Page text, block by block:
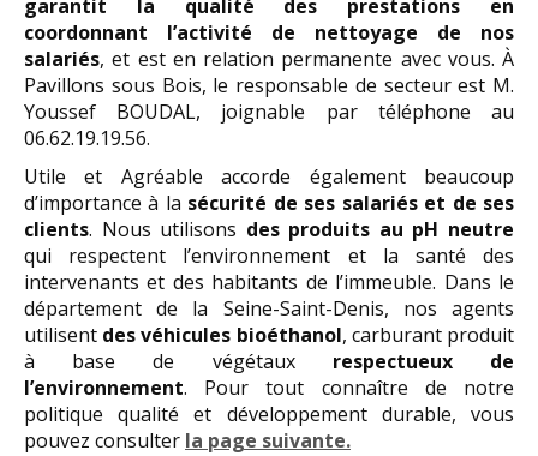
garantit la qualité des prestations en
coordonnant l’activité de nettoyage de nos
salariés, et est en relation permanente avec vous. À
Pavillons sous Bois, le responsable de secteur est M.
Youssef BOUDAL, joignable par téléphone au
06.62.19.19.56.
Utile et Agréable accorde également beaucoup
d’importance à la sécurité de ses salariés et de ses
clients. Nous utilisons des produits au pH neutre
qui respectent l’environnement et la santé des
intervenants et des habitants de l’immeuble. Dans le
département de la Seine-Saint-Denis, nos agents
utilisent des véhicules bioéthanol, carburant produit
à base de végétaux respectueux de
l’environnement. Pour tout connaître de notre
politique qualité et développement durable, vous
pouvez consulter la page suivante.